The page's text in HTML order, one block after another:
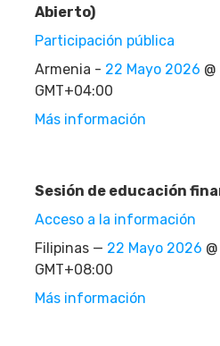
Abierto)
Participación pública
Armenia - 22 Mayo 2026
GMT+04:00
Más información
Sesión de educación
Acceso a la información
Filipinas — 22 Mayo 2026
GMT+08:00
Más información